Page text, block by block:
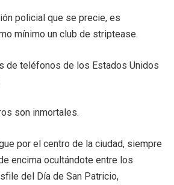
policial que se precie, es
mínimo un club de striptease.
de teléfonos de los Estados Unidos
son inmortales.
por el centro de la ciudad, siempre
encima ocultándote entre los
del Día de San Patricio,